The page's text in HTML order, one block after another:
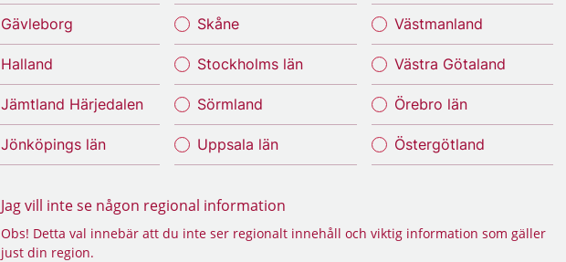
Gävleborg
Halland
Jämtland Härjedalen
Jönköpings län
Skåne
Stockholms län
Sörmland
Uppsala län
Västmanland
Västra Götaland
Örebro län
Östergötland
Jag vill inte se någon regional information
Obs! Detta val innebär att du inte ser regionalt innehåll och viktig information som gäller
just din region.